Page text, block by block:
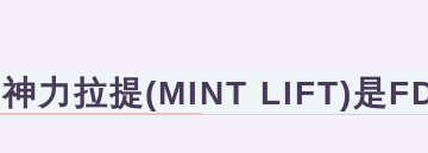
神力拉提(MINT LIFT)是